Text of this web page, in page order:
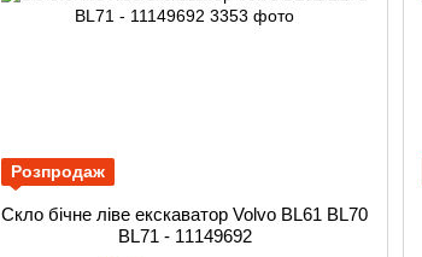
Розпродаж
Скло бічне ліве екскаватор Volvo BL61 BL70
BL71 - 11149692